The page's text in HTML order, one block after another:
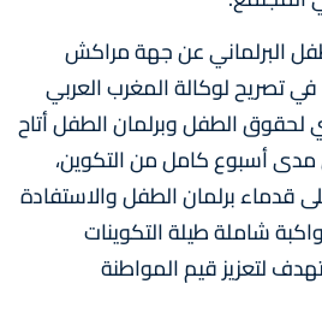
البرلماني عن جهة مراكش
لوكالة المغرب العربي
لحقوق الطفل وبرلمان الطفل أتاح
مدى أسبوع كامل من التكوين،
قدماء برلمان الطفل والاستفادة
شاملة طيلة التكوينات
لتعزيز قيم المواطنة